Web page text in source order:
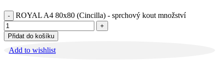
ROYAL A4 80x80 (Cincilla) - sprchový kout množství
Přidat do košíku
Add to wishlist